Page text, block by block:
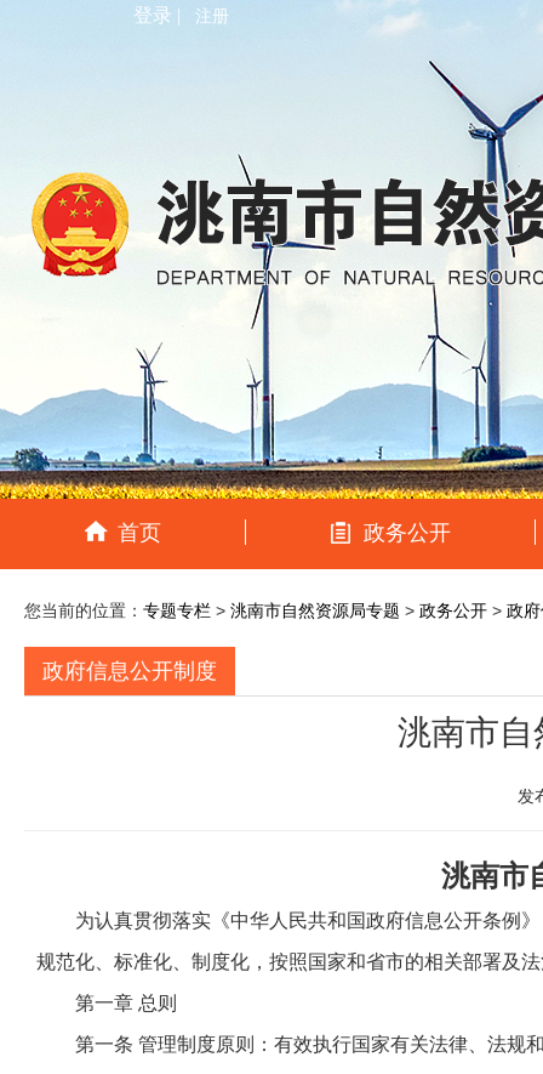
登录 | 注册
首页 政务公开
您当前的位置： 专题专栏 > 洮南市自然资源局专题 > 政务公开 > 政
政府信息公开制度
洮南市自
发
洮南市
为认真贯彻落实《中华人民共和国政府信息公开条例
规范化、标准化、制度化，按照国家和省市的相关部署及
第一章 总则
第一条 管理制度原则：有效执行国家有关法律、法规